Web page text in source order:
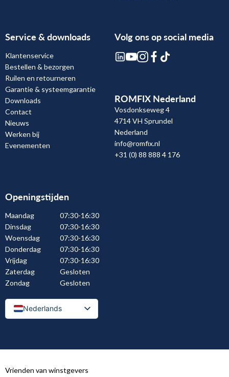
Service & downloads
Klantenservice
Bestellen & bezorgen
Ruilen en retourneren
Garantie & systeemgarantie
Downloads
Contact
Nieuws
Werken bij
Evenementen
Volg ons op social media
ROMFIX Nederland
Vosdonkseweg 4
4714 VH Sprundel
Nederland
info@romfix.nl
+31 (0) 88 888 4 176
Openingstijden
Maandag
07:30-16:30
Dinsdag
07:30-16:30
Woensdag
07:30-16:30
Donderdag
07:30-16:30
Vrijdag
07:30-16:30
Zaterdag
Gesloten
Zondag
Gesloten
Nederlands
Vrienden van winstgevers